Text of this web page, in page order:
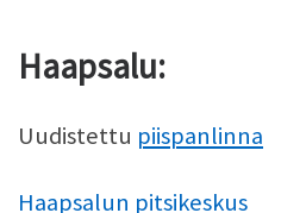
Haapsalu:
Uudistettu piispanlinna
Haapsalun pitsikeskus